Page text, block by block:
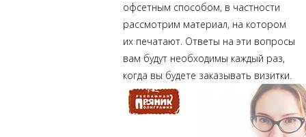
офсетным способом, в частности
рассмотрим материал, на котором
их печатают. Ответы на эти вопросы
вам будут необходимы каждый раз,
когда вы будете заказывать визитки.